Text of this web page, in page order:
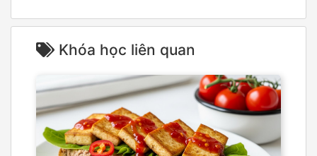
Khóa học liên quan